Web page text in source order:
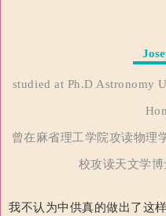
studied at Ph.D Astronomy
曾在麻省理工学院攻读物理
校攻读天文学
我不认为中供真的做出了这